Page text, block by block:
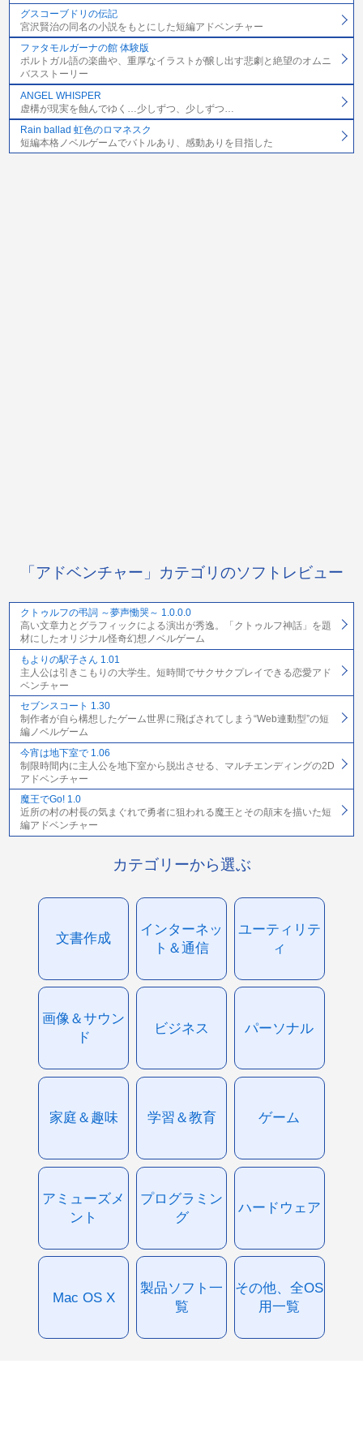
グスコーブドリの伝記
宮沢賢治の同名の小説をもとにした短編アドベンチャー
ファタモルガーナの館 体験版
ポルトガル語の楽曲や、重厚なイラストが醸し出す悲劇と絶望のオムニ
バスストーリー
ANGEL WHISPER
虚構が現実を蝕んでゆく…少しずつ、少しずつ…
Rain ballad 虹色のロマネスク
短編本格ノベルゲームでバトルあり、感動ありを目指した
「アドベンチャー」カテゴリのソフトレビュー
クトゥルフの弔詞 ～夢声慟哭～ 1.0.0.0
高い文章力とグラフィックによる演出が秀逸。「クトゥルフ神話」を題
材にしたオリジナル怪奇幻想ノベルゲーム
もよりの駅子さん 1.01
主人公は引きこもりの大学生。短時間でサクサクプレイできる恋愛アド
ベンチャー
セブンスコート 1.30
制作者が自ら構想したゲーム世界に飛ばされてしまう“Web連動型”の短
編ノベルゲーム
今宵は地下室で 1.06
制限時間内に主人公を地下室から脱出させる、マルチエンディングの2D
アドベンチャー
魔王でGo! 1.0
近所の村の村長の気まぐれで勇者に狙われる魔王とその顛末を描いた短
編アドベンチャー
カテゴリーから選ぶ
文書作成
インターネッ
ト＆通信
ユーティリテ
ィ
画像＆サウン
ド
ビジネス パーソナル
家庭＆趣味 学習＆教育 ゲーム
アミューズメ
ント
プログラミン
グ
ハードウェア
Mac OS X
製品ソフト一
覧
その他、全OS
用一覧